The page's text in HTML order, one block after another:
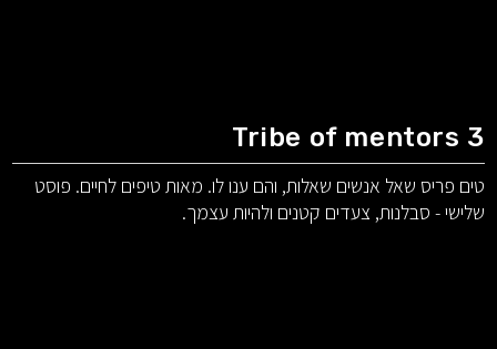
Tribe of mentors 3
טים פריס שאל אנשים שאלות, והם ענו לו. מאות טיפים לחיים. פוסט
שלישי - סבלנות, צעדים קטנים ולהיות עצמך.